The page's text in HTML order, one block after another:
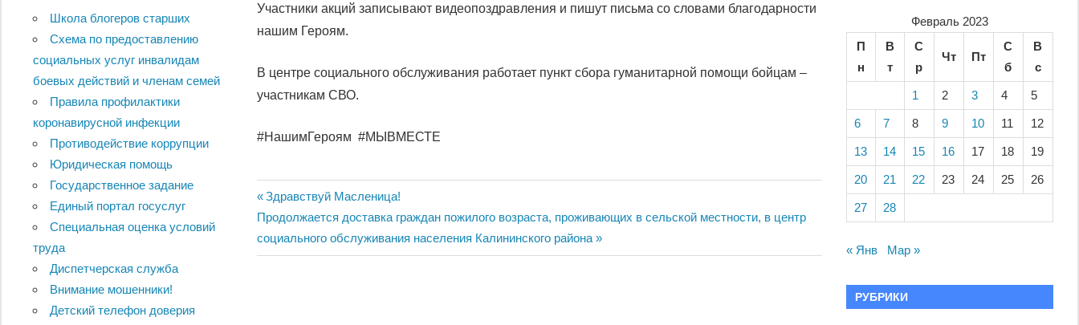
Участники акций записывают видеопоздравления и пишут письма со словами благодарности
нашим Героям.
В центре социального обслуживания работает пункт сбора гуманитарной помощи бойцам –
участникам СВО.
#НашимГероям #МЫВМЕСТЕ
Навигация
по
записям
Previous
Post:
Здравствуй Масленица!
Next
Post:
Продолжается доставка граждан пожилого возраста, проживающих в сельской местности, в центр
социального обслуживания населения Калининского района
Школа блогеров старших
Схема по предоставлению
социальных услуг инвалидам
боевых действий и членам семей
Правила профилактики
коронавирусной инфекции
Противодействие коррупции
Юридическая помощь
Государственное задание
Единый портал госуслуг
Специальная оценка условий
труда
Диспетчерская служба
Внимание мошенники!
Детский телефон доверия
Февраль 2023
П
н
В
т
С
р
Чт Пт
С
б
В
с
1 2 3 4 5
6 7 8 9 10 11 12
13 14 15 16 17 18 19
20 21 22 23 24 25 26
27 28
« Янв Мар »
РУБРИКИ